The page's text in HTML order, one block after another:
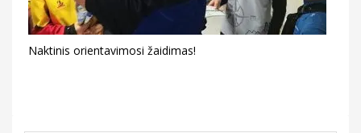
Naktinis orientavimosi žaidimas!